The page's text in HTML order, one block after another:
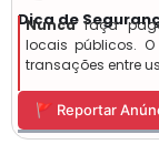
Dica de
Nuncafaça
locais públicos.
transações entre
🚩 Reportar